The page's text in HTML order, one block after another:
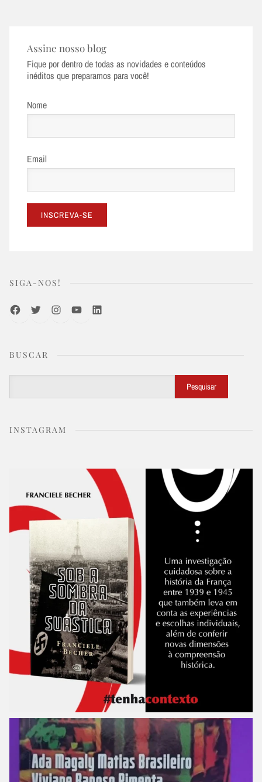
Assine nosso blog
Fique por dentro de todas as novidades e conteúdos
inéditos que preparamos para você!
Nome
Email
SIGA-NOS!
FacebookTwitterInstagramYoutubeLinkedIn
BUSCAR
Pesquisar
INSTAGRAM